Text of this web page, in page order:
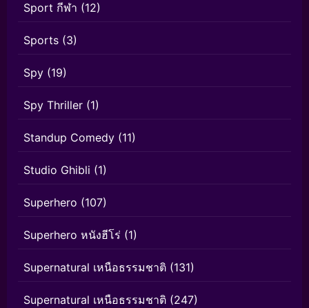
Sport กีฬา (12)
Sports (3)
Spy (19)
Spy Thriller (1)
Standup Comedy (11)
Studio Ghibli (1)
Superhero (107)
Superhero หนังฮีโร่ (1)
Supernatural เหนือธรรมชาติ (131)
Supernatural เหนือธรรมชาติ (247)